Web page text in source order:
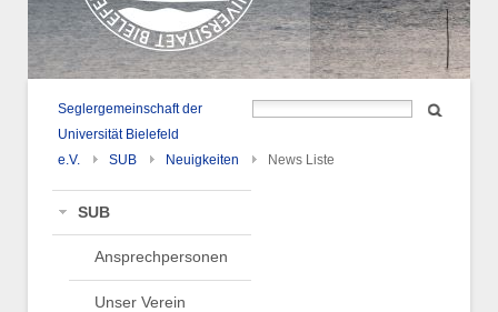
Seglergemeinschaft der
Universität Bielefeld
e.V.
SUB Neuigkeiten News Liste
SUB
Ansprechpersonen
Unser Verein